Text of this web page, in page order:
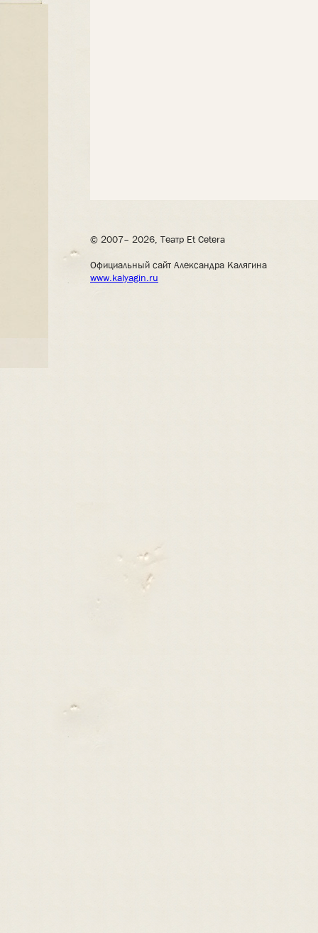
© 2007– 2026, Театр Et Cetera
Официальный сайт Александра Калягина
www.kalyagin.ru